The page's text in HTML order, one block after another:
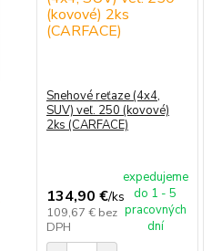
Snehové reťaze (4x4,
SUV) veľ. 250 (kovové)
2ks (CARFACE)
134,90 €/ks
109,67 € bez
DPH
expedujeme
do 1 - 5
pracovných
dní